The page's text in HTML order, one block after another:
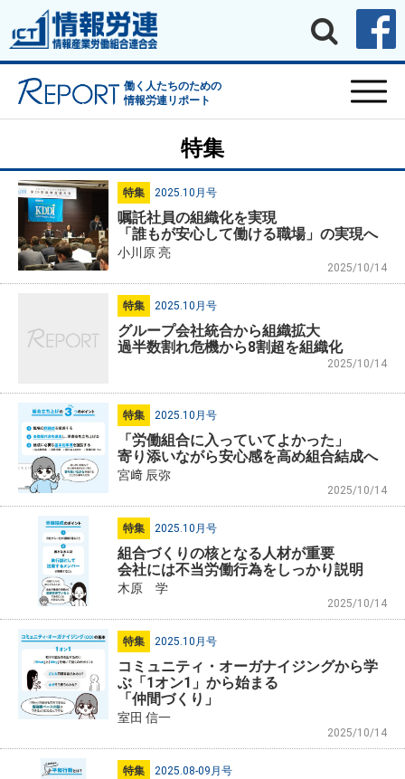
働く人たちのための
情報労連リポート
特集
特集 2025.10月号
2025/10/14
嘱託社員の組織化を実現
「誰もが安心して働ける職場」の実現へ
小川原 亮
特集 2025.10月号
2025/10/14
グループ会社統合から組織拡大
過半数割れ危機から8割超を組織化
特集 2025.10月号
2025/10/14
「労働組合に入っていてよかった」
寄り添いながら安心感を高め組合結成へ
宮﨑 辰弥
特集 2025.10月号
2025/10/14
組合づくりの核となる人材が重要
会社には不当労働行為をしっかり説明
木原 学
特集 2025.10月号
2025/10/14
コミュニティ・オーガナイジングから学
ぶ「1オン1」から始まる
「仲間づくり」
室田 信一
特集 2025.08-09月号